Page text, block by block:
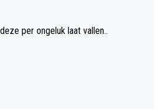
per ongeluk laat vallen..